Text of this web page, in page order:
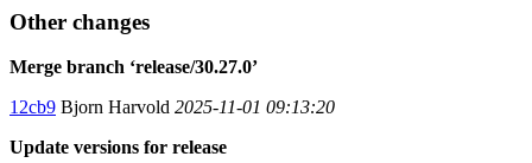
Other changes
Merge branch ‘release/30.27.0’
12cb9 Bjorn Harvold 2025-11-01 09:13:20
Update versions for release